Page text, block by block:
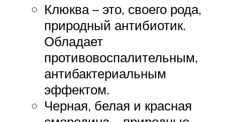
Клюква – это, своего рода,
природный антибиотик.
Обладает
противовоспалительным,
антибактериальным
эффектом.
Черная, белая и красная